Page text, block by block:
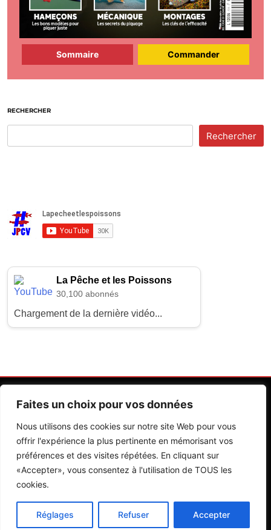
Faites un choix pour vos données
Nous utilisons des cookies sur notre site Web pour vous
offrir l'expérience la plus pertinente en mémorisant vos
préférences et des visites répétées. En cliquant sur
«Accepter», vous consentez à l'utilisation de TOUS les
cookies.
Réglages Refuser Accepter
Sommaire Commander
RECHERCHER
Rechercher
La Pêche et les Poissons
30,100 abonnés
Chargement de la dernière vidéo...
Contactez Nos Rédactions Mentions Légales